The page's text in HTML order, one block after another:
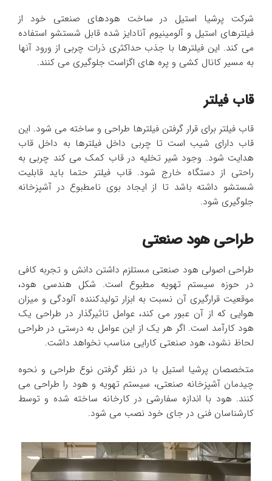
شرکت پرشیا استیل در ساخت هودهای صنعتی خود از
فیلترهای استیل و آلومینیوم آنادایز شده قابل شستشو استفاده
می کند. این فیلترها با جذب حداکثری ذرات چربی از ورود آنها
به مسیر کانال کشی و پره های اگزاست جلوگیری می کنند.
قاب فیلتر
قاب فیلتر برای قرار گرفتن فیلترها طراحی و ساخته می شود. این
قاب دارای شیب است تا چربی داخل فیلترها به داخل قاب
هدایت شود. وجود شیر تخلیه در قاب کمک می کند چربی به
راحتی از دستگاه خارج شود. قاب فیلتر حتما باید قابلیت
شستشو داشته باشد تا از ایجاد بوی نامطبوع در آشپزخانه
جلوگیری شود.
طراحی هود صنعتی
طراحی اصولی هود صنعتی مستلزم داشتن دانش و تجربه کافی
در حوزه سیستم تهویه مطبوع است. شکل هندسی هود،
موقعیت قرارگیری آن نسبت به ابزار تولیدکننده آلودگی و میزان
هوایی که از آن عبور می کند، عوامل تاثیرگذار در طراحی یک
هود کارآمد است. اگر هر یک از این عوامل به درستی در طراحی
لحاظ نشود، هود صنعتی کارایی مناسب نخواهد داشت.
متخصصان پرشیا استیل با در نظر گرفتن نوع طراحی و نحوه
چیدمان آشپزخانه صنعتی، سیستم تهویه و هود را طراحی می
کنند. هود با اندازه سفارشی در کارخانه ساخته شده و توسط
کارشناسان فنی در جای خود نصب می شود.